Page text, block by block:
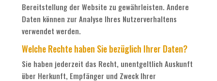
Bereitstellung der Website zu gewährleisten. Andere
Daten können zur Analyse Ihres Nutzerverhaltens
verwendet werden.
Welche Rechte haben Sie bezüglich Ihrer Daten?
Sie haben jederzeit das Recht, unentgeltlich Auskunft
über Herkunft, Empfänger und Zweck Ihrer